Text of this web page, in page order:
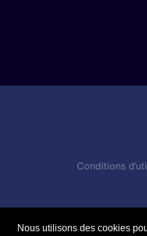
Nous utilisons des cookies
Conditions